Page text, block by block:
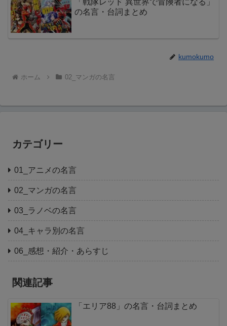
の名言・台詞まとめ
kumokumo
ホーム 02_マンガの名言
カテゴリー
01_アニメの名言
02_マンガの名言
03_ラノベの名言
04_キャラ別の名言
06_感想・紹介・あらすじ
関連記事
「エリア88」の名言・台詞まとめ